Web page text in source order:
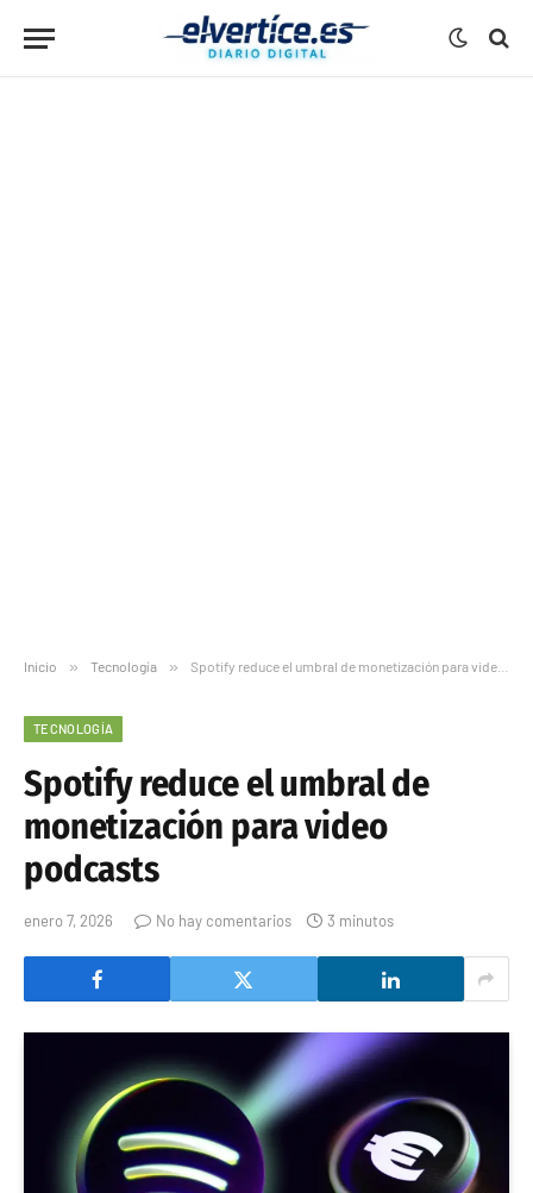
Inicio » Tecnología » Spotify reduce el umbral de monetización para video podcasts
TECNOLOGÍA
Spotify reduce el umbral de
monetización para video
podcasts
enero 7, 2026 No hay comentarios 3 minutos